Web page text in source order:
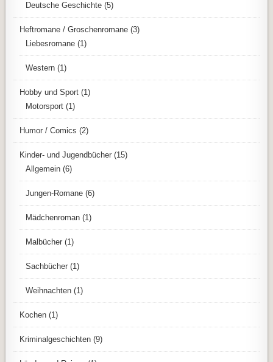
Deutsche Geschichte (5)
Heftromane / Groschenromane (3)
Liebesromane (1)
Western (1)
Hobby und Sport (1)
Motorsport (1)
Humor / Comics (2)
Kinder- und Jugendbücher (15)
Allgemein (6)
Jungen-Romane (6)
Mädchenroman (1)
Malbücher (1)
Sachbücher (1)
Weihnachten (1)
Kochen (1)
Kriminalgeschichten (9)